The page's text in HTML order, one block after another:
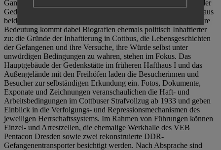
Ganzjährig zeigen mehrere Dauer- und Sonderausstellungen in der
Gedenkstätte Zuchthaus Cottbus Beispiele politischen Unrechts aus
beiden deutschen Diktaturen des 20. Jahrhunderts. Eine besondere
Bedeutung kommt dabei Biografien ehemals politisch Inhaftierter
zu: die Gründe der Inhaftierung in Cottbus, die Lebensgeschichten
der Gefangenen und ihre Versuche, ihre Würde selbst unter
unwürdigen Bedingungen zu wahren, stehen im Fokus. Das
Hauptgebäude der Gedenkstätte im früheren Hafthaus I und das
Außengelände mit den Freihöfen laden die Besucherinnen und
Besucher zur selbständigen Erkundung ein. Fotos, Dokumente,
Exponate und Zeichnungen veranschaulichen die Haft- und
Arbeitsbedingungen im Cottbuser Strafvollzug ab 1933 und geben
Einblick in die Verfolgungs- und Repressionsmechanismen des
jeweiligen Herrschaftssystems. Im Rahmen von Führungen können
Einzel- und Arrestzellen, die ehemalige Werkhalle des VEB
Pentacon Dresden sowie zwei rekonstruierte DDR-
Gefangenentransporter besichtigt werden. Nach Absprache sind